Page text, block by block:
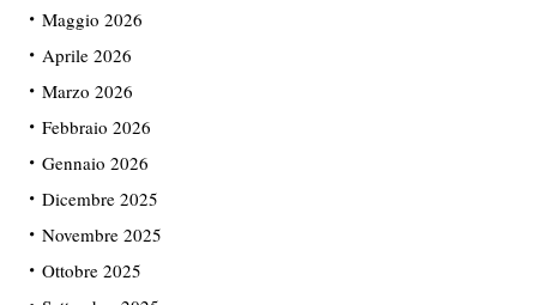
Maggio 2026
Aprile 2026
Marzo 2026
Febbraio 2026
Gennaio 2026
Dicembre 2025
Novembre 2025
Ottobre 2025